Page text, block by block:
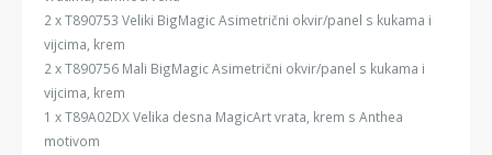
2 x T890753 Veliki BigMagic Asimetrični okvir/panel s kukama i
vijcima, krem
2 x T890756 Mali BigMagic Asimetrični okvir/panel s kukama i
vijcima, krem
1 x T89A02DX Velika desna MagicArt vrata, krem s Anthea
motivom